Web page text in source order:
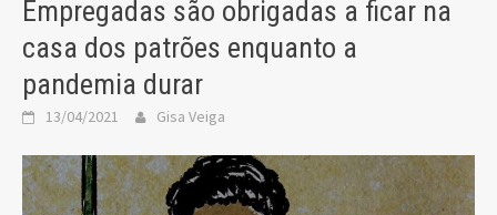
Empregadas são obrigadas a ficar na
casa dos patrões enquanto a
pandemia durar
13/04/2021 Gisa Veiga